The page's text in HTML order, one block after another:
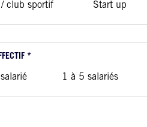
club sportif
Start up
*
1 à 5 salariés